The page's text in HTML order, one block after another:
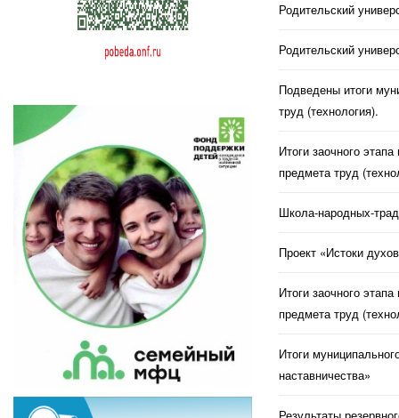
Родительский
Родительский
Подведены итоги
труд (технология).
Итоги заочного
предмета труд
Школа-народных-
Проект «Истоки
Итоги заочного
предмета труд
Итоги
наставничества»